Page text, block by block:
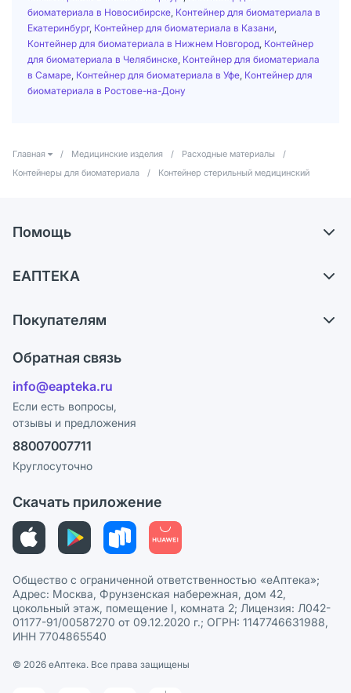
биоматериала в Новосибирске Контейнер для биоматериала в
Екатеринбург, Контейнер для биоматериала в Казани
Контейнер для биоматериала в Нижнем Новгород Контейнер
для биоматериала в Челябинске Контейнер для биоматериала
в Самаре Контейнер для биоматериала в Уфе Контейнер для
биоматериала в Ростове-на-Дону
Главная / Медицинские изделия / Расходные материалы
/
Контейнеры для биоматериала
/ Контейнер стерильный медицинский
Помощь
Самовывоз из аптек
Ответы на вопросы
Блог
ЕАПТЕКА
Карьера
Поставщики
Лицензия
Реклама на сайте
Ваши товары на ЕАПТЕКЕ
Покупателям
Программа СберСпасибо
Политика конфиденциальности
Пользовательское соглашение
Политика рекомендаций
Этика и соответствие
Политика в отношении обработки персональных данных
Обратная связь
info@eapteka.ru
Если есть вопросы,
отзывы и предложения
88007007711
Круглосуточно
Скачать приложение
Общество с ограниченной ответственностью «еАптека»;
Адрес: Москва, Фрунзенская набережная, дом 42,
цокольный этаж, помещение I, комната 2; Лицензия: Л042-
01177-91/00587270 от 09.12.2020 г.; ОГРН: 1147746631988,
ИНН 7704865540
© 2026 eАптека. Все права защищены